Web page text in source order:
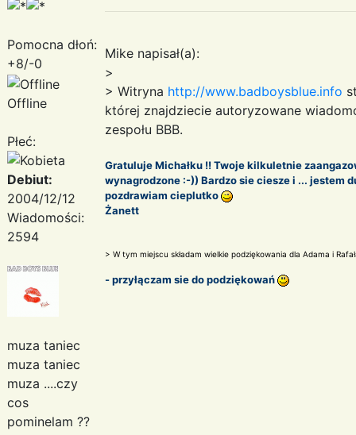
Pomocna dłoń:
+8/-0
Offline
Płeć:
Debiut:
2004/12/12
Wiadomości:
2594
muza taniec
muza taniec
muza ....czy
cos
pominelam ??
Mike napisał(a):
>
> Witryna http://www.badboysblue.info
której znajdziecie autoryzowane
zespołu BBB.
Gratuluje Michałku !! Twoje kilkuletnie
wynagrodzone :-)) Bardzo sie ciesze i ... jestem
pozdrawiam cieplutko
Żanett
> W tym miejscu składam wielkie podziękowania dla Adama i
- przyłączam sie do podziękowań